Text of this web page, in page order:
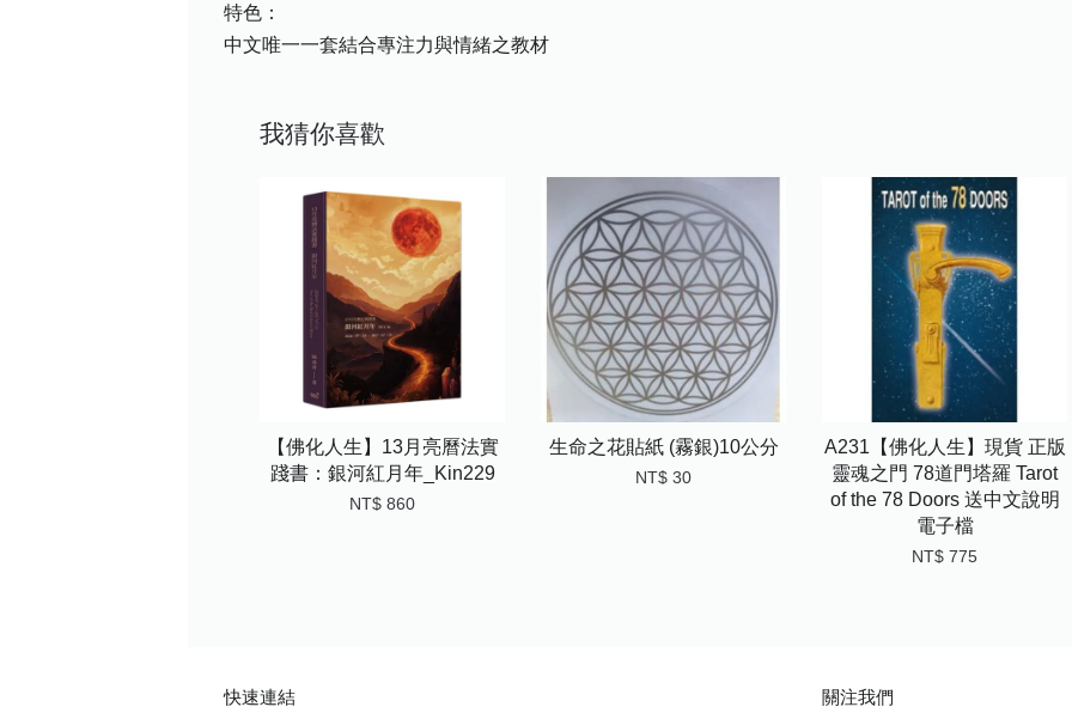
特色：
中文唯一一套結合專注力與情緒之教材
我猜你喜歡
【佛化人生】13月亮曆法實
踐書：銀河紅月年_Kin229
NT$ 860
生命之花貼紙 (霧銀)10公分
NT$ 30
A231【佛化人生】現貨 正版
靈魂之門 78道門塔羅 Tarot
of the 78 Doors 送中文說明
電子檔
NT$ 775
快速連結 關注我們